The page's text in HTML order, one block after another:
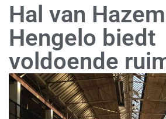
Hal van
Hengelo biedt
voldoende